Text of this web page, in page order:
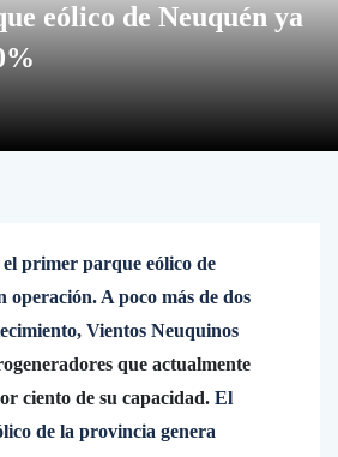
eólico de Neuquén ya
primer parque eólico de
operación. A poco más de dos
Vientos Neuquinos
que actualmente
ciento de su capacidad. El
de la provincia genera